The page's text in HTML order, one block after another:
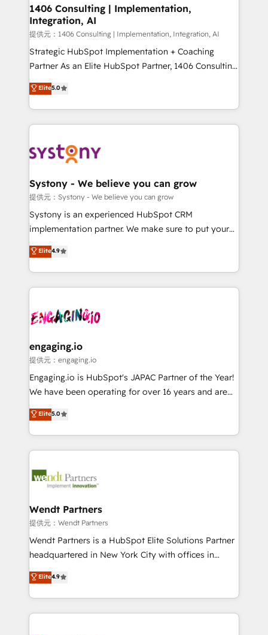
inbound and loop marketing, content, and digital
creativity. Our multicultural team works in Spanish,
Portuguese, and English to design scalable strategies
that drive measurable growth. 🌎 Highlights: • 10+
years as a HubSpot partner. • 2023 Impact Awards:
Year LATAM 2022, 2023, 2024, 2025. • Partner of the
Year 2024. • Organizer of Aliados.ai (AI, marketing &
you grow faster, smarter, and with impact.
1406 Consulting | Implementation,
Integration, AI
提供元：1406 Consulting | Implementation, Integration, AI
Strategic HubSpot Implementation + Coaching
Partner As an Elite HubSpot Partner, 1406 Consulting
helps mid-market revenue teams transform how
they sell, market, and serve. We don't just build your
HubSpot—we teach your team to own it, then stay
to help you keep winning. What We Do ⚙️ CRM
Data & Content 📈 Sales & Marketing Alignment +
Agent Creation 🔄 Custom Integrations & Data
Migration Why 1406 We become part of your team.
Your team learns while we build. We fix what others
broke. Built for mid-market reality—practical
constraints. By the Numbers 🏆 Top 1% of all
HubSpot partners 🔄 Top 5% globally in client
and sales ops at mid-market companies ready to
move beyond spreadsheets into unified systems
Elite5.0
Systony - We believe you can grow
提供元：Systony - We believe you can grow
Systony is an experienced HubSpot CRM
implementation partner. We make sure to put your
organization's needs and goals first and think along
with your organization. We are only satisfied once
you are too. Why Systony? - 20+ years of
experience with CRM, Marketing, Sales & Service
Own back-end developers - Complex data
View, SuperOffice) - Custom integrations (e.g. MS
Business Central, Navision, AX, SAP, Exact, AFAS) We
focus on growing B2B companies in the SME sector
such as manufacturing, SaaS, business services and
partner, we know how important user adoption is.
That's why we have developed a step-by-step
technology and people with each other. Together we
strive for optimal customer processes and
Elite4.9
engaging.io
提供元：engaging.io
Engaging.io is HubSpot's JAPAC Partner of the Year!
We have been operating for over 16 years and are
one of HubSpot's most experienced and technically
capable Agency Partners globally. We specialise in
complex CRM migrations, implementations,
integrations, custom CMS portal development,
businesses. Our teams are based in North America
Implementation Certified Partner and we contribute
to their advisory council. We strive to do 'good work
with good people' and have worked with incredible
brands. You can see some of them on our website,
Elite5.0
Wendt Partners
提供元：Wendt Partners
Wendt Partners is a HubSpot Elite Solutions Partner
headquartered in New York City with offices in
Toronto, London and Melbourne. As a global
HubSpot partner, we specialize in working with
sophisticated B2B companies to implement the
HubSpot CRM platform across client organizations.
Elite4.9